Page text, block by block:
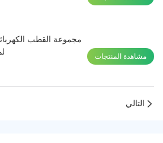
مجموعة القطب
مشاهدة المنتجات
التالي